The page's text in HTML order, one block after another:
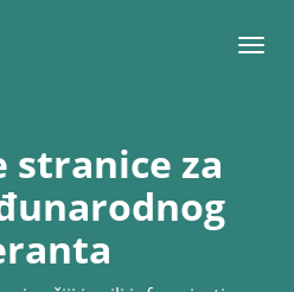
Meni
stranice za